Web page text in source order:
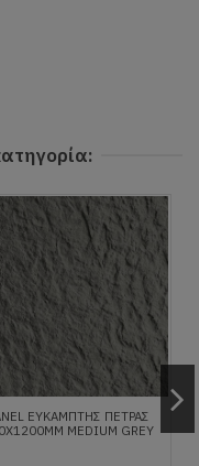
ΕΥΚΑΜΠΤΗΣ ΠΕΤΡΑΣ
MEDIUM GREY